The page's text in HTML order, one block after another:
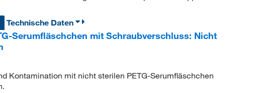
Technische Daten
Serumfläschchen mit Schraubverschluss: Nicht
Kontamination mit nicht sterilen PETG-Serumfläschchen